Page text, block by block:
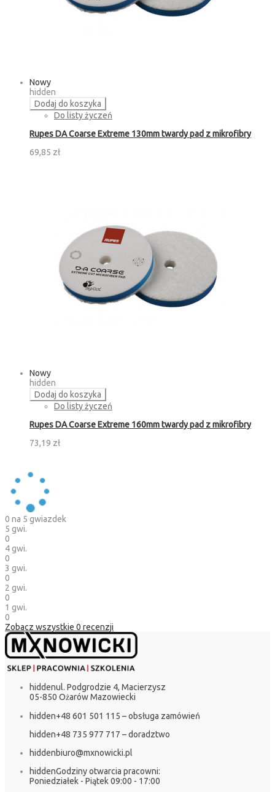
Nowy
hidden
Dodaj do koszyka
Do listy życzeń
Rupes DA Coarse Extreme 130mm twardy pad z mikrofibry
69,85 zł
Nowy
hidden
Dodaj do koszyka
Do listy życzeń
Rupes DA Coarse Extreme 160mm twardy pad z mikrofibry
73,19 zł
0 na 5 gwiazdek
5 gwi.
0
4 gwi.
0
3 gwi.
0
2 gwi.
0
1 gwi.
0
Zobacz wszystkie 0 recenzji
hiddenul. Podgrodzie 4, Macierzysz
05-850 Ożarów Mazowiecki
hidden+48 601 501 115 – obsługa zamówień
hidden+48 735 977 717 – doradztwo
hiddenbiuro@mxnowicki.pl
hiddenGodziny otwarcia pracowni:
Poniedziałek - Piątek 09:00 - 17:00